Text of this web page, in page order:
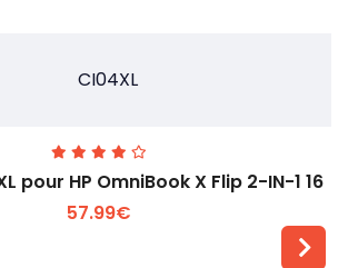
pour HP OmniBook X Flip 2-IN-1 16
57.99€